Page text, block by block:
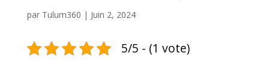
par Tulum360 | Juin 2, 2024
5/5 - (1 vote)